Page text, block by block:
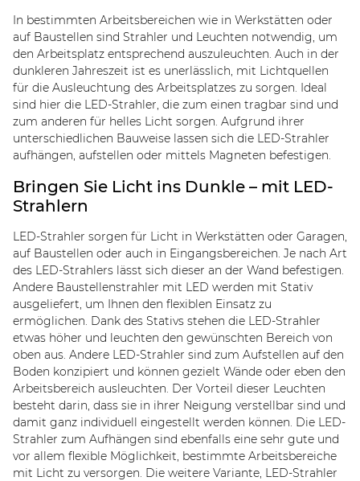
In bestimmten Arbeitsbereichen wie in Werkstätten oder
auf Baustellen sind Strahler und Leuchten notwendig, um
den Arbeitsplatz entsprechend auszuleuchten. Auch in der
dunkleren Jahreszeit ist es unerlässlich, mit Lichtquellen
für die Ausleuchtung des Arbeitsplatzes zu sorgen. Ideal
sind hier die LED-Strahler, die zum einen tragbar sind und
zum anderen für helles Licht sorgen. Aufgrund ihrer
unterschiedlichen Bauweise lassen sich die LED-Strahler
aufhängen, aufstellen oder mittels Magneten befestigen.
Bringen Sie Licht ins Dunkle – mit LED-
Strahlern
LED-Strahler sorgen für Licht in Werkstätten oder Garagen,
auf Baustellen oder auch in Eingangsbereichen. Je nach Art
des LED-Strahlers lässt sich dieser an der Wand befestigen.
Andere Baustellenstrahler mit LED werden mit Stativ
ausgeliefert, um Ihnen den flexiblen Einsatz zu
ermöglichen. Dank des Stativs stehen die LED-Strahler
etwas höher und leuchten den gewünschten Bereich von
oben aus. Andere LED-Strahler sind zum Aufstellen auf den
Boden konzipiert und können gezielt Wände oder eben den
Arbeitsbereich ausleuchten. Der Vorteil dieser Leuchten
besteht darin, dass sie in ihrer Neigung verstellbar sind und
damit ganz individuell eingestellt werden können. Die LED-
Strahler zum Aufhängen sind ebenfalls eine sehr gute und
vor allem flexible Möglichkeit, bestimmte Arbeitsbereiche
mit Licht zu versorgen. Die weitere Variante, LED-Strahler